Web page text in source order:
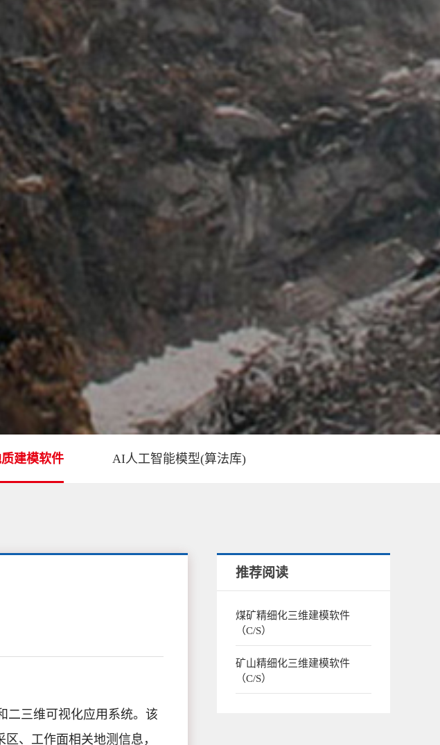
建模软件 AI人工智能模型(算法库)
二三维可视化应用系统。该
、工作面相关地测信息，
推荐阅读
煤矿精细化三维建模软件
（C/S）
矿山精细化三维建模软件
（C/S）